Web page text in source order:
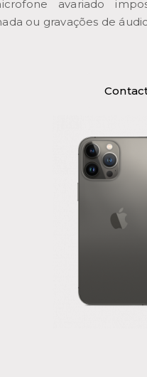
avariado
ou gravações de